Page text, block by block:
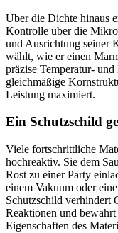
Über die Dichte hinaus
Kontrolle über die
und Ausrichtung seiner
wählt, wie er einen
präzise Temperatur-
gleichmäßige
Leistung maximiert.
Ein Schutzschild
Viele fortschrittliche
hochreaktiv. Sie dem
Rost zu einer Party
einem Vakuum oder
Schutzschild verhindert
Reaktionen und
Eigenschaften des